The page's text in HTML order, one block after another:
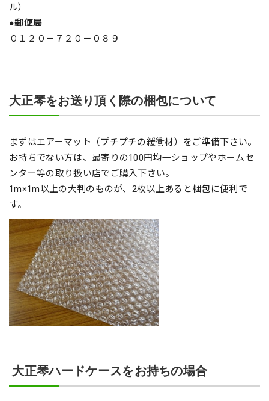
ル）
●郵便局
０１２０－７２０－０８９
大正琴をお送り頂く際の梱包について
まずはエアーマット（プチプチの緩衝材）をご準備下さい。
お持ちでない方は、最寄りの100円均一ショップやホームセ
ンター等の取り扱い店でご購入下さい。
1m×1m以上の大判のものが、2枚以上あると梱包に便利で
す。
大正琴ハードケースをお持ちの場合